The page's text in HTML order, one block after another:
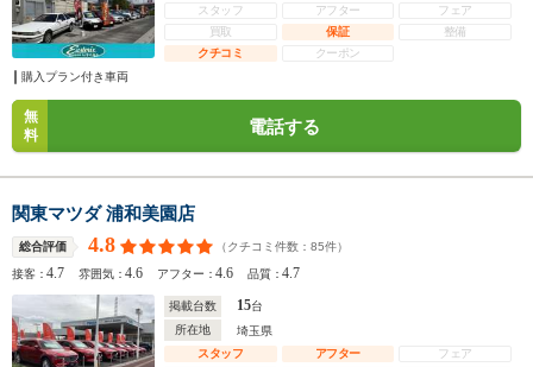
スタッフ
アフター
フェア
買取
保証
整備
クチコミ
クーポン
購入プラン付き車両
無
料
電話する
関東マツダ 浦和美園店
総合評価 4.8 （クチコミ件数： 85件）
接客：4.7 雰囲気：4.6 アフター：4.6 品質：4.7
掲載台数 15台
所在地
埼玉県
スタッフ
アフター
フェア